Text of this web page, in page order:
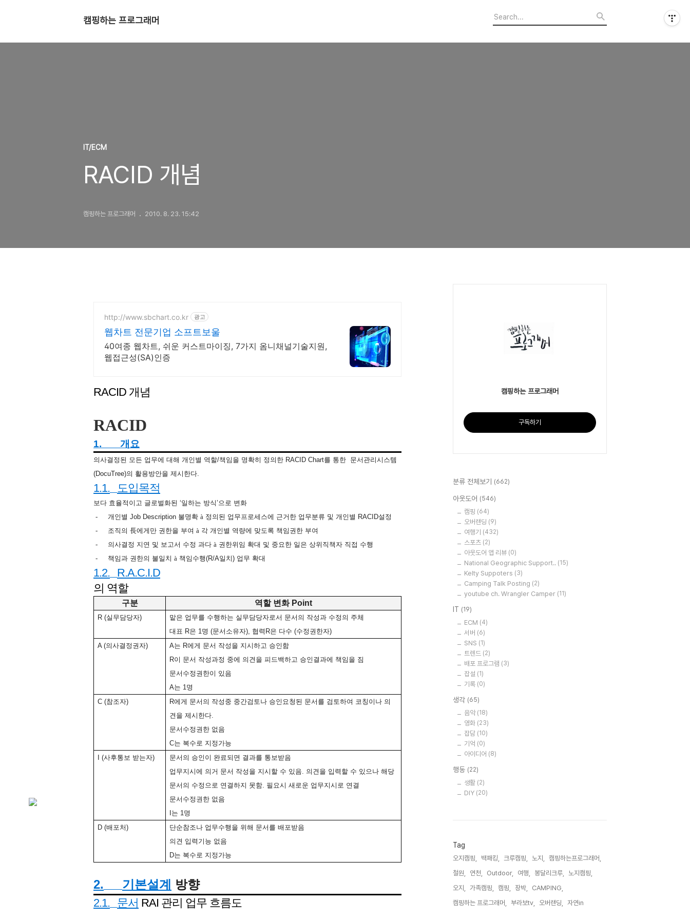
캠핑하는 프로그래머
IT/ECM
RACID 개념
캠핑하는 프로그래머 2010. 8. 23. 15:42
http://www.sbchart.co.kr 광고
웹차트 전문기업 소프트보울
40여종 웹차트, 쉬운 커스트마이징, 7가지 옴니채널기술지원,
웹접근성(SA)인증
RACID 개념
RACID
1. 개요
의사결정된 모든 업무에 대해 개인별 역할/책임을 명확히 정의한 RACID Chart를 통한 문서관리시스템
(DocuTree)의 활용방안을 제시한다.
1.1. 도입목적
보다 효율적이고 글로벌화된 ‘일하는 방식’으로 변화
-
개인별 Job Description 불명확 à 정의된 업무프로세스에 근거한 업무분류 및 개인별 RACID설정
-
조직의 長에게만 권한을 부여 à 각 개인별 역량에 맞도록 책임권한 부여
-
의사결정 지연 및 보고서 수정 과다 à 권한위임 확대 및 중요한 일은 상위직책자 직접 수행
-
책임과 권한의 불일치 à 책임수행(R/A일치) 업무 확대
1.2. R.A.C.I.D
의 역할
구분 역할 변화Point
R (실무담당자) 맡은 업무를 수행하는 실무담당자로서 문서의 작성과 수정의 주체
대표 R은 1명 (문서소유자), 협력 R은 다수 (수정권한자)
A (의사결정권자) A는 R에게 문서 작성을 지시하고 승인함
R이 문서 작성과정 중에 의견을 피드백하고 승인결과에 책임을 짐
문서수정권한이 있음
A는 1명
C (참조자) R에게 문서의 작성중 중간검토나 승인요청된 문서를 검토하여 코칭이나 의
견을 제시한다.
문서수정권한 없음
C는 복수로 지정가능
I (사후통보 받는자) 문서의 승인이 완료되면 결과를 통보받음
업무지시에 의거 문서 작성을 지시할 수 있음. 의견을 입력할 수 있으나 해당
문서의 수정으로 연결하지 못함. 필요시 새로운 업무지시로 연결
문서수정권한 없음
는 1명
D (배포처) 단순참조나 업무수행을 위해 문서를 배포받음
의견 입력기능 없음
D는 복수로 지정가능
2. 기본설계 방향
2.1. 문서 RAI 관리 업무 흐름도
캠핑하는 프로그래머
구독하기
분류 전체보기 (662)
아웃도어 (546)
캠핑 (64)
오버랜딩 (9)
여행기 (432)
스포츠 (2)
아웃도어 앱 리뷰 (0)
National Geographic Support.. (15)
Kelty Suppoters (3)
Camping Talk Posting (2)
youtube ch. Wrangler Camper (11)
IT (19)
ECM (4)
서버 (6)
SNS (1)
트렌드 (2)
배포 프로그램 (3)
잡설 (1)
기록 (0)
생각 (65)
음악 (18)
영화 (23)
잡담 (10)
기억 (0)
아이디어 (8)
행동 (22)
생활 (2)
DIY (20)
Tag
오지캠핑, 백패킹, 크루캠핑, 노지,
캠핑하는프로그래머,
철원,
연천, Outdoor, 여행, 봉달리크루,
노지캠핑,
오지,
가족캠핑, 캠핑, 장박,
CAMPING,
캠핑하는 프로그래머,
부라보tv, 오버랜딩, 자연in,